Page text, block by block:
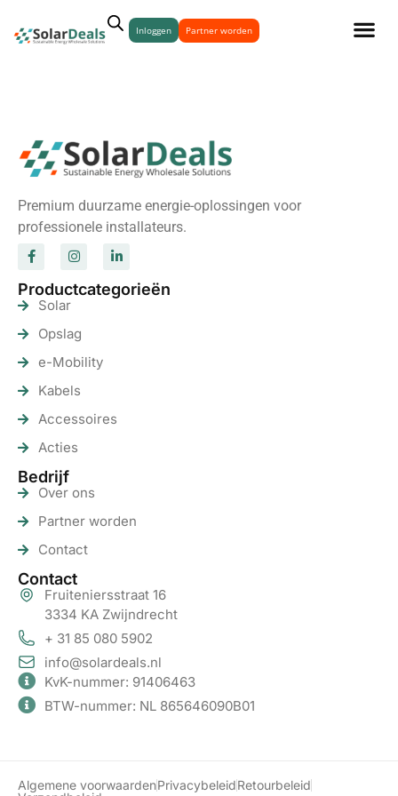
Inloggen Partner worden
Premium duurzame energie-oplossingen voor
professionele installateurs.
Productcategorieën
Solar
Opslag
e-Mobility
Kabels
Accessoires
Acties
Bedrijf
Over ons
Partner worden
Contact
Contact
Fruiteniersstraat 16
3334 KA Zwijndrecht
+ 31 85 080 5902
info@solardeals.nl
KvK-nummer: 91406463
BTW-nummer: NL 865646090B01
Algemene voorwaardenPrivacybeleidRetourbeleid